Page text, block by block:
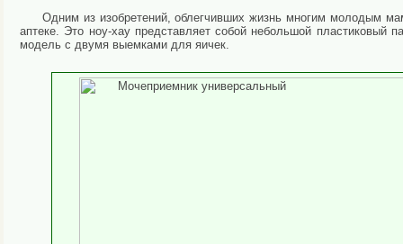
Одним из изобретений, облегчивших жизнь многим молодым
аптеке. Это ноу-хау представляет собой небольшой пластиковый
модель с двумя выемками для яичек.